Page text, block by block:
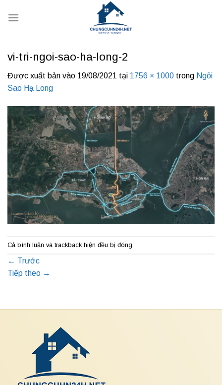
qua
vi-tri-ngoi-sao-ha-long-2
Được xuất bản vào 19/08/2021 tại 1756 × 1000 trong Ngôi
Sao Hạ Long
Cả bình luận và trackback hiện đều bị đóng.
← Trước
Tiếp theo →